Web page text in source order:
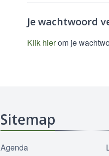
Je wachtwoord
Klik hierom je
Sitemap
Agenda